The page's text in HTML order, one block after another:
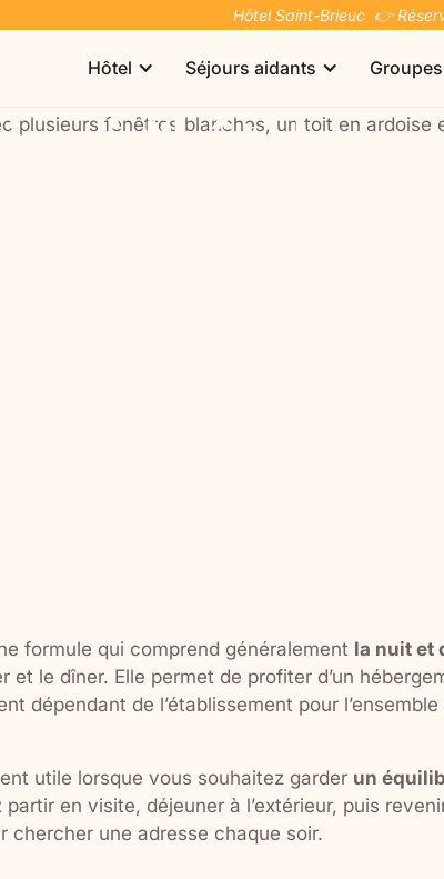
Hôtel Saint-Brieuc 👉
Hôtel Séjours aidants
à l’hôtel,
quand la
formule qui comprend généralement la nuit et
le dîner. Elle permet de profiter d’un
dépendant de l’établissement pour
utile lorsque vous souhaitez garder un
en visite, déjeuner à l’extérieur, puis
chercher une adresse chaque soir.